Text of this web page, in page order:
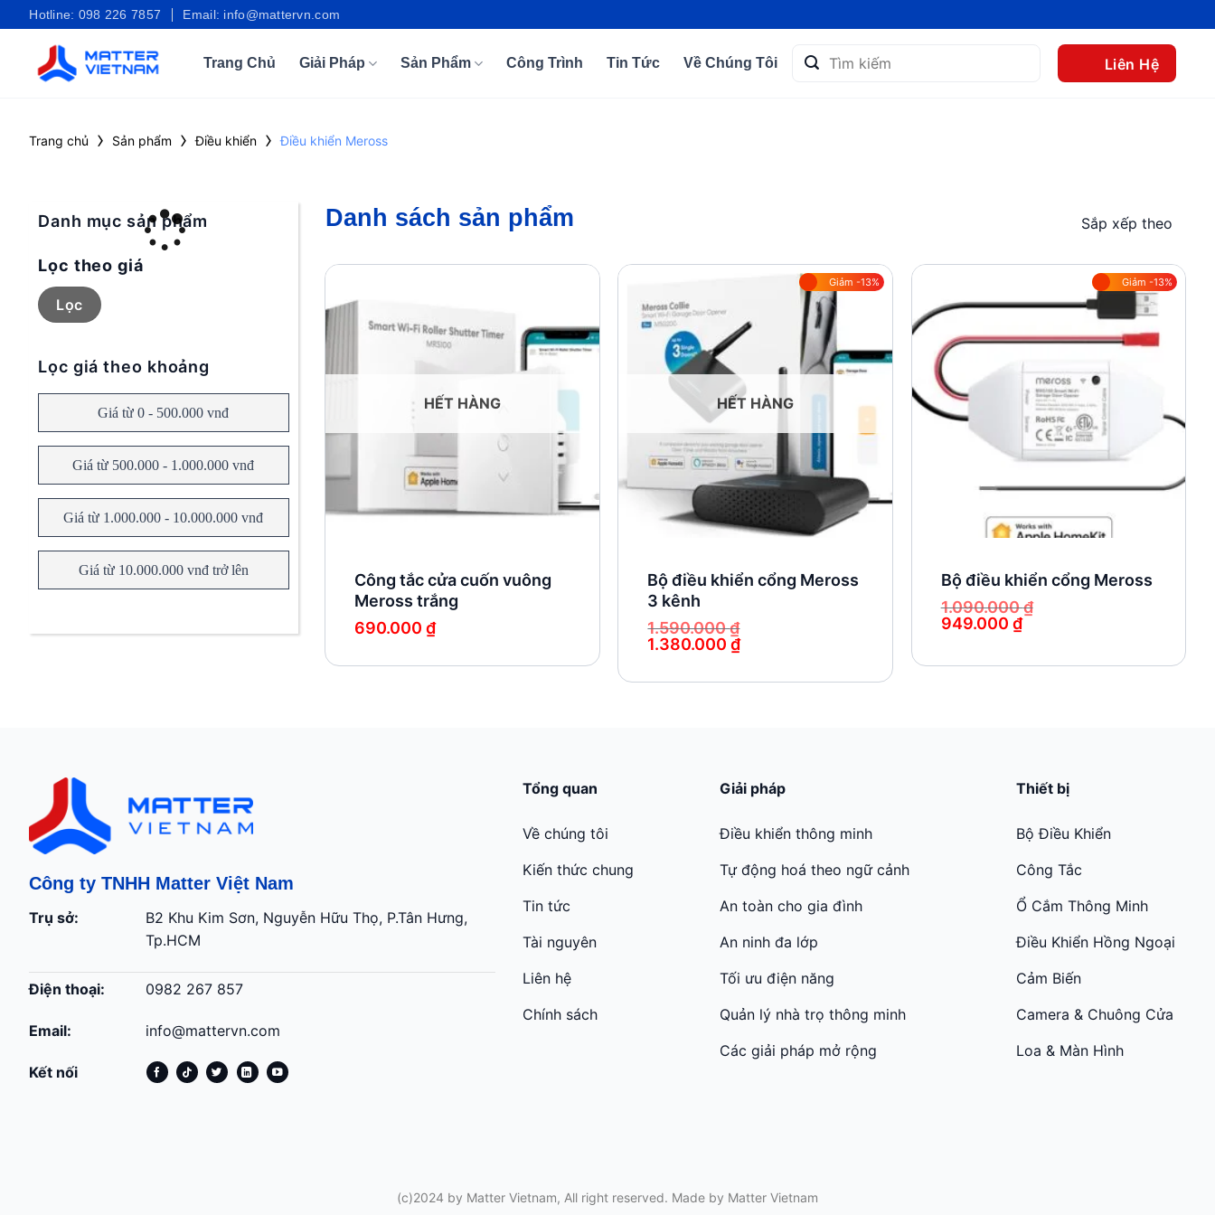
qua
Email: info@mattervn.com
Hotline: 098 226 7857
Trang Chủ Giải Pháp Sản Phẩm Công Trình Tin Tức Về Chúng Tôi
Tìm
kiếm:
Liên Hệ
Trang chủ › Sản phẩm ›Điều khiển ›Điều khiển Meross
Danh mục sản phẩm
Lọc theo giá
Giá
tối
thiểu
Giá
tối
đa
Lọc
Lọc giá theo khoảng
Giá từ 0 - 500.000 vnđ
Giá từ 500.000 - 1.000.000 vnđ
Giá từ 1.000.000 - 10.000.000 vnđ
Giá từ 10.000.000 vnđ trở lên
Danh sách sản phẩm Sắp xếp theo
wishlist
HẾT HÀNG
Công tắc cửa cuốn vuông
Meross trắng
690.000₫
Giảm -13%
HẾT HÀNG
Bộ điều khiển cổng Meross
3 kênh
1.590.000₫
là:
1.380.000₫
tại
Giảm -13%
Add to
Bộ điều khiển cổng Meross
1.090.000₫
949.000 ₫
Công ty TNHH Matter Việt Nam
Trụ sở:
B2 Khu Kim Sơn, Nguyễn Hữu Thọ, P.Tân Hưng,
Tp.HCM
Điện thoại: 0982 267 857
Email: info@mattervn.com
Kết nối
Tổng quan
Về chúng tôi
Kiến thức chung
Tin tức
Tài nguyên
Liên hệ
Chính sách
Giải pháp
Điều khiển thông minh
Tự động hoá theo ngữ cảnh
An toàn cho gia đình
An ninh đa lớp
Tối ưu điện năng
Quản lý nhà trọ thông minh
Các giải pháp mở rộng
Thiết bị
Bộ Điều Khiển
Công Tắc
Ổ Cắm Thông Minh
Điều Khiển Hồng Ngoại
Cảm Biến
Camera & Chuông Cửa
Loa & Màn Hình
(c)2024 by Matter Vietnam, All right reserved. Made by Matter Vietnam